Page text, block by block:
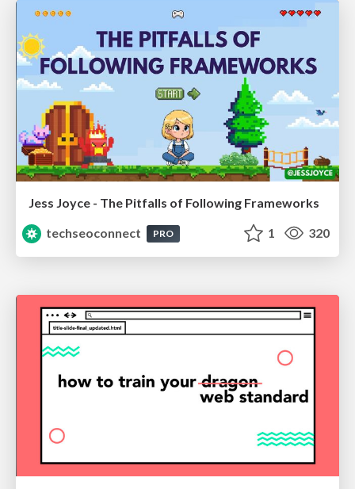
Jess Joyce - The Pitfalls of Following Frameworks
techseoconnect
PRO 1 320